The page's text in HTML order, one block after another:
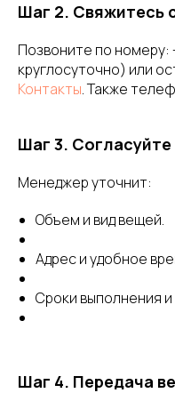
Шаг 2. Свяжитесь
Позвоните по номеру:
круглосуточно) или
Контакты. Также
Шаг 3. Согласуйте
Менеджер уточнит:
Объем и вид вещей.
Адрес и удобное
Сроки выполнения
Шаг 4. Передача